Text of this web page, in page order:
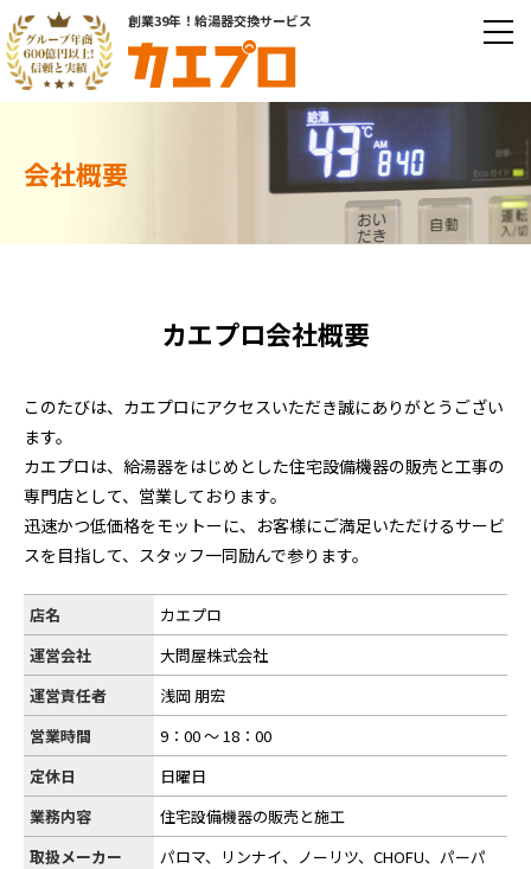
創業39年！給湯器交換サービス
会社概要
カエプロ会社概要
このたびは、カエプロにアクセスいただき誠にありがとうござい
ます。
カエプロは、給湯器をはじめとした住宅設備機器の販売と工事の
専門店として、営業しております。
迅速かつ低価格をモットーに、お客様にご満足いただけるサービ
スを目指して、スタッフ一同励んで参ります。
店名
カエプロ
運営会社
大問屋株式会社
運営責任者
浅岡 朋宏
営業時間
9：00 ～ 18：00
定休日
日曜日
業務内容
住宅設備機器の販売と施工
取扱メーカー
パロマ、リンナイ、ノーリツ、CHOFU、パーパ